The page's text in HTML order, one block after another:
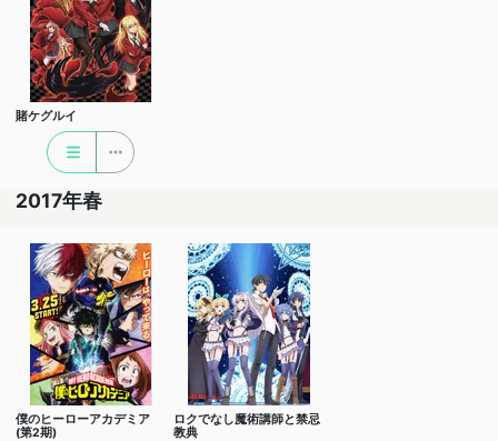
賭ケグルイ
2017年春
僕のヒーローアカデミア
(第2期)
ロクでなし魔術講師と禁忌
教典